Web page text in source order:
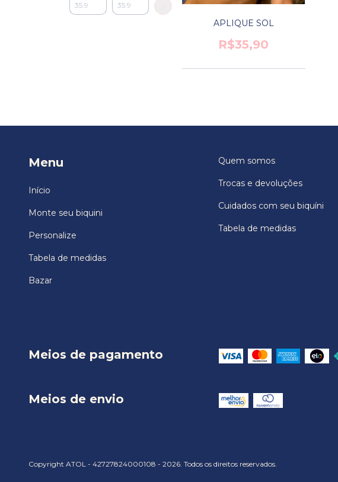
APLIQUE SOL
R$35,90
Menu
Início
Monte seu biquini
Personalize
Tabela de medidas
Bazar
Quem somos
Trocas e devoluções
Cuidados com seu biquíni
Tabela de medidas
Meios de pagamento
Meios de envio
Copyright ATOL - 42727824000108 - 2026. Todos os direitos reservados.